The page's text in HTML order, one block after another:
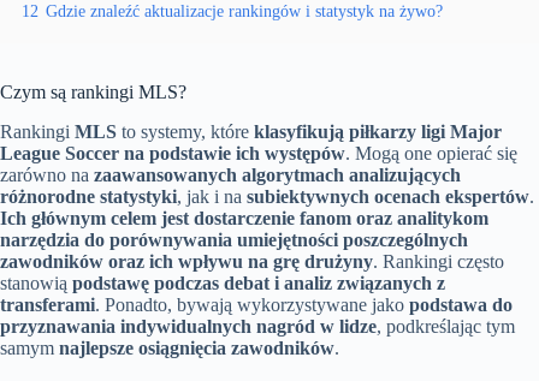
12 Gdzie znaleźć aktualizacje rankingów i statystyk na żywo?
Czym są rankingi MLS?
Rankingi MLS to systemy, które klasyfikują piłkarzy ligi Major
League Soccer na podstawie ich występów. Mogą one opierać się
zarówno na zaawansowanych algorytmach analizujących
różnorodne statystyki, jak i na subiektywnych ocenach ekspertów.
Ich głównym celem jest dostarczenie fanom oraz analitykom
narzędzia do porównywania umiejętności poszczególnych
zawodników oraz ich wpływu na grę drużyny. Rankingi często
stanowią podstawę podczas debat i analiz związanych z
transferami. Ponadto, bywają wykorzystywane jako podstawa do
przyznawania indywidualnych nagród w lidze, podkreślając tym
samym najlepsze osiągnięcia zawodników.